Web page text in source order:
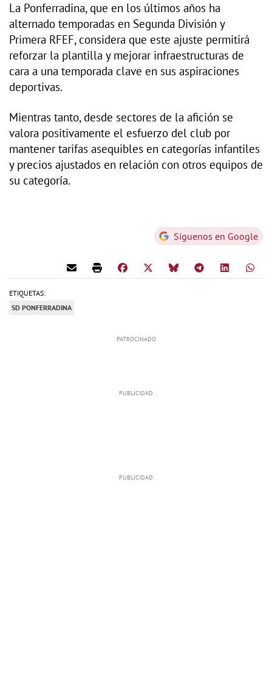
La Ponferradina, que en los últimos años ha
alternado temporadas en Segunda División y
Primera RFEF, considera que este ajuste permitirá
reforzar la plantilla y mejorar infraestructuras de
cara a una temporada clave en sus aspiraciones
deportivas.
Mientras tanto, desde sectores de la afición se
valora positivamente el esfuerzo del club por
mantener tarifas asequibles en categorías infantiles
y precios ajustados en relación con otros equipos de
su categoría.
Síguenos en Google
ETIQUETAS:
SD PONFERRADINA